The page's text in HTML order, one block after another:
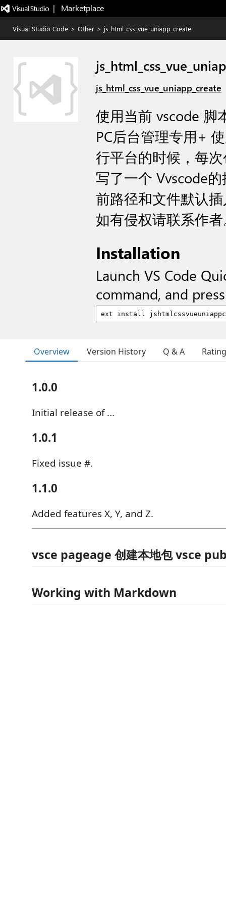
|   Marketplace
Visual Studio Code > Other > js_html_css_vue_uniapp_create
js_html_css_vue_uniapp_create
使用当前 vscode 脚
PC后台管理专用+
行平台的时候，每
写了一个 Vvscode
前路径和文件默认
如有侵权请联系作
Installation
Launch VS Code
command, and
Overview Version History Q & A
1.0.0
Initial release of ...
1.0.1
Fixed issue #.
1.1.0
Added features X, Y, and Z.
vsce pageage 创建本地包 vsce
Working with Markdown